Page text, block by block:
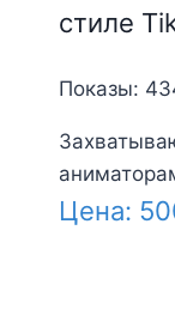
стиле
Показы:
Цена: